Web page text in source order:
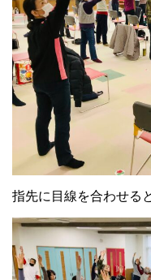
指先に目線を合わせる